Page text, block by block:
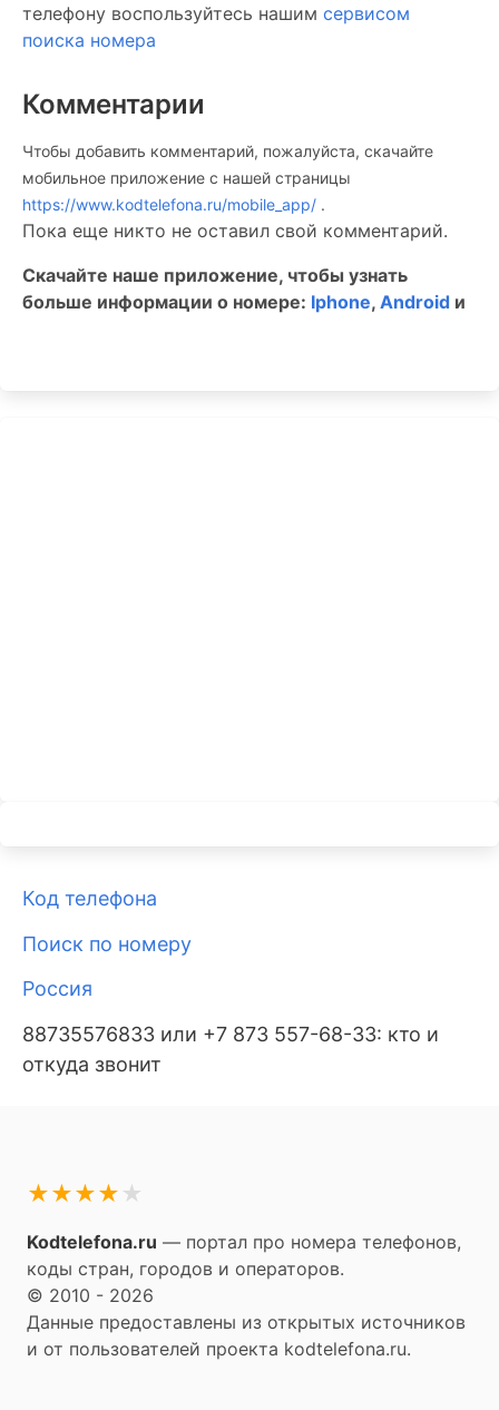
телефону воспользуйтесь нашим сервисом
поиска номера
Комментарии
Чтобы добавить комментарий, пожалуйста, скачайте
мобильное приложение c нашей страницы
https://www.kodtelefona.ru/mobile_app/ .
Пока еще никто не оставил свой комментарий.
Скачайте наше приложение, чтобы узнать
больше информации о номере: Iphone, Android и
Код телефона
Поиск по номеру
Россия
88735576833 или +7 873 557-68-33: кто и
откуда звонит
★
★
★
★
★
Kodtelefona.ru — портал про номера телефонов,
коды стран, городов и операторов.
© 2010 - 2026
Данные предоставлены из открытых источников
и от пользователей проекта kodtelefona.ru.